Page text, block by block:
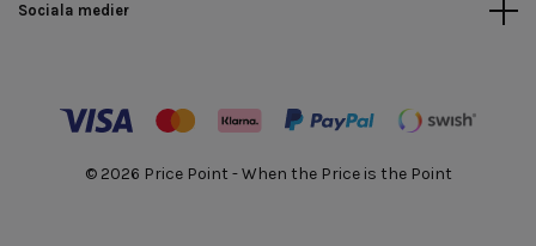
Sociala medier
© 2026 Price Point - When the Price is the Point